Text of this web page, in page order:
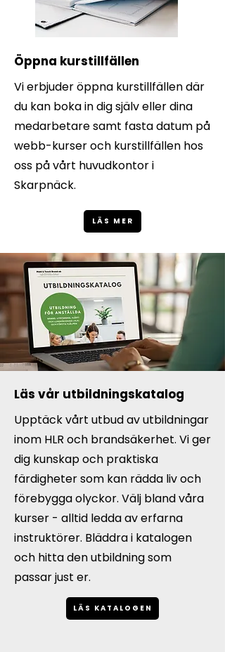
Öppna kurstillfällen
Vi erbjuder öppna kurstillfällen där
du kan boka in dig själv eller dina
medarbetare samt fasta datum på
webb-kurser och kurstillfällen hos
oss på vårt huvudkontor i
Skarpnäck.
LÄS MER
Läs vår utbildningskatalog
Upptäck vårt utbud av utbildningar
inom HLR och brandsäkerhet. Vi ger
dig kunskap och praktiska
färdigheter som kan rädda liv och
förebygga olyckor. Välj bland våra
kurser - alltid ledda av erfarna
instruktörer. Bläddra i katalogen
och hitta den utbildning som
passar just er.
LÄS KATALOGEN